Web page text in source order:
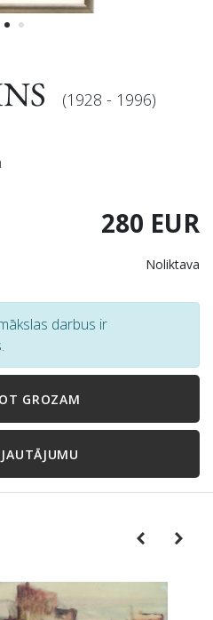
(1928 - 1996)
280 EUR
Noliktava
darbus ir
GROZAM
PreviousNext